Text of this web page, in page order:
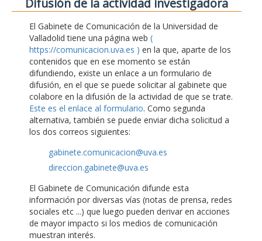
Difusión de la actividad investigadora
El Gabinete de Comunicación de la Universidad de
Valladolid tiene una página web (
https://comunicacion.uva.es ) en la que, aparte de los
contenidos que en ese momento se están
difundiendo, existe un enlace a un formulario de
difusión, en el que se puede solicitar al gabinete que
colabore en la difusión de la actividad de que se trate.
Este es el enlace al formulario. Como segunda
alternativa, también se puede enviar dicha solicitud a
los dos correos siguientes:
gabinete.comunicacion@uva.es
direccion.gabinete@uva.es
El Gabinete de Comunicación difunde esta
información por diversas vías (notas de prensa, redes
sociales etc ...) que luego pueden derivar en acciones
de mayor impacto si los medios de comunicación
muestran interés.